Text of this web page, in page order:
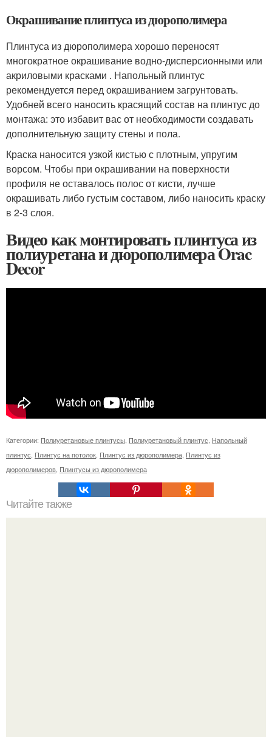
Окрашивание плинтуса из дюрополимера
Плинтуса из дюрополимера хорошо переносят
многократное окрашивание водно-дисперсионными или
акриловыми красками . Напольный плинтус
рекомендуется перед окрашиванием загрунтовать.
Удобней всего наносить красящий состав на плинтус до
монтажа: это избавит вас от необходимости создавать
дополнительную защиту стены и пола.
Краска наносится узкой кистью с плотным, упругим
ворсом. Чтобы при окрашивании на поверхности
профиля не оставалось полос от кисти, лучше
окрашивать либо густым составом, либо наносить краску
в 2-3 слоя.
Видео как монтировать плинтуса из
полиуретана и дюрополимера Orac
Decor
Категории: Полиуретановые плинтусы Полиуретановый плинтус Напольный
плинтус Плинтус на потолок Плинтус из дюрополимера Плинтус из
дюрополимеров Плинтусы из дюрополимера
Читайте также